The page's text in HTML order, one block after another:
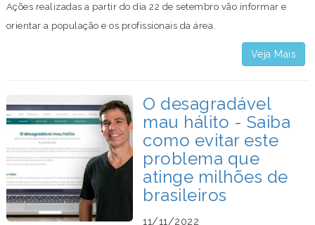
Ações realizadas a partir do dia 22 de setembro vão informar e
orientar a população e os profissionais da área.
Veja Mais
O desagradável
mau hálito - Saiba
como evitar este
problema que
atinge milhões de
brasileiros
11/11/2022